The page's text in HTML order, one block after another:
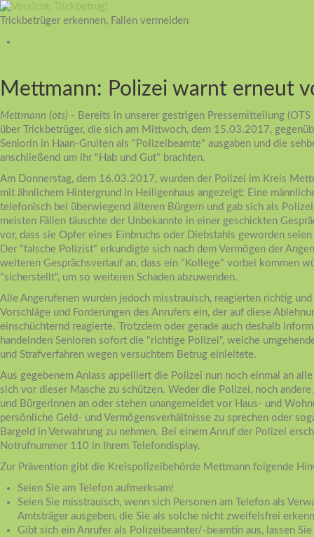
Trickbetrüger erkennen, Fallen vermeiden
Mettmann: Polizei warnt erneut
Mettmann (ots) - Bereits in unserer gestrigen Pressemitteilung
über Trickbetrüger, die sich am Mittwoch, dem 15.03.2017,
Seniorin in Haan-Gruiten als "Polizeibeamte" ausgaben und die
anschließend um ihr "Hab und Gut" brachten.
Am Donnerstag, dem 16.03.2017, wurden der Polizei im Kreis
mit ähnlichem Hintergrund in Heiligenhaus angezeigt: Eine
telefonisch bei überwiegend älteren Bürgern und gab sich als
meisten Fällen täuschte der Unbekannte in einer geschickten
vor, dass sie Opfer eines Einbruchs oder Diebstahls geworden
Der "falsche Polizist" erkundigte sich nach dem Vermögen der
weiteren Gesprächsverlauf an, dass ein "Kollege" vorbei kommen
"sicherstellt", um so weiteren Schaden abzuwenden.
Alle Angerufenen wurden jedoch misstrauisch, reagierten richtig
Vorschläge und Forderungen des Anrufers ein, der auf diese
einschüchternd reagierte. Trotzdem oder gerade auch deshalb
handelnden Senioren sofort die "richtige Polizei", welche
und Strafverfahren wegen versuchtem Betrug einleitete.
Aus gegebenem Anlass appelliert die Polizei nun noch einmal an
sich vor dieser Masche zu schützen. Weder die Polizei, noch
und Bürgerinnen an oder stehen unangemeldet vor Haus- und
persönliche Geld- und Vermögensverhältnisse zu sprechen oder
Bargeld in Verwahrung zu nehmen. Bei einem Anruf der Polizei
Notrufnummer 110 in Ihrem Telefondisplay.
Zur Prävention gibt die Kreispolizeibehörde Mettmann folgende
Seien Sie am Telefon aufmerksam!
Seien Sie misstrauisch, wenn sich Personen am Telefon als
Amtsträger ausgeben, die Sie als solche nicht zweifelsfrei
Gibt sich ein Anrufer als Polizeibeamter/-beamtin aus, lassen